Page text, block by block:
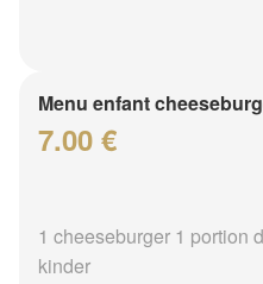
Menu enfant
7.00 €
1 cheeseburger 1 portion
kinder